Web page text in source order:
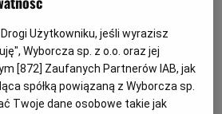
6.08.2026
i Szkolenia
Użytkowniku, jeśli wyrazisz
Wyborcza sp. z o.o. oraz jej
[872] Zaufanych Partnerów IAB, jak
spółką powiązaną z Wyborcza sp.
Twoje dane osobowe takie jak